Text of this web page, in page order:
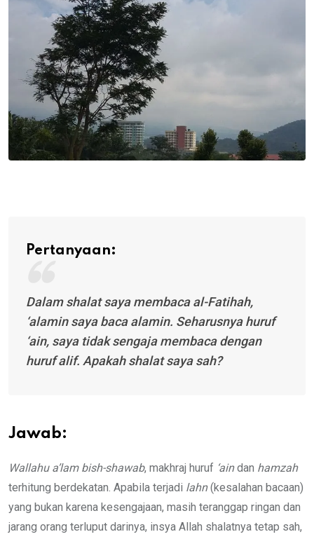
Pertanyaan:
Dalam shalat saya membaca al-Fatihah,
‘alaminsaya bacaalamin. Seharusnya huruf
‘ain, saya tidak sengaja membaca dengan
huruf alif. Apakah shalat saya sah?
Jawab:
Wallahu a’lam bish-shawab, makhraj huruf ‘aindan hamzah
terhitung berdekatan. Apabila terjadi lahn(kesalahan bacaan)
yang bukan karena kesengajaan, masih teranggap ringan dan
jarang orang terluput darinya, insya Allah shalatnya tetap sah,